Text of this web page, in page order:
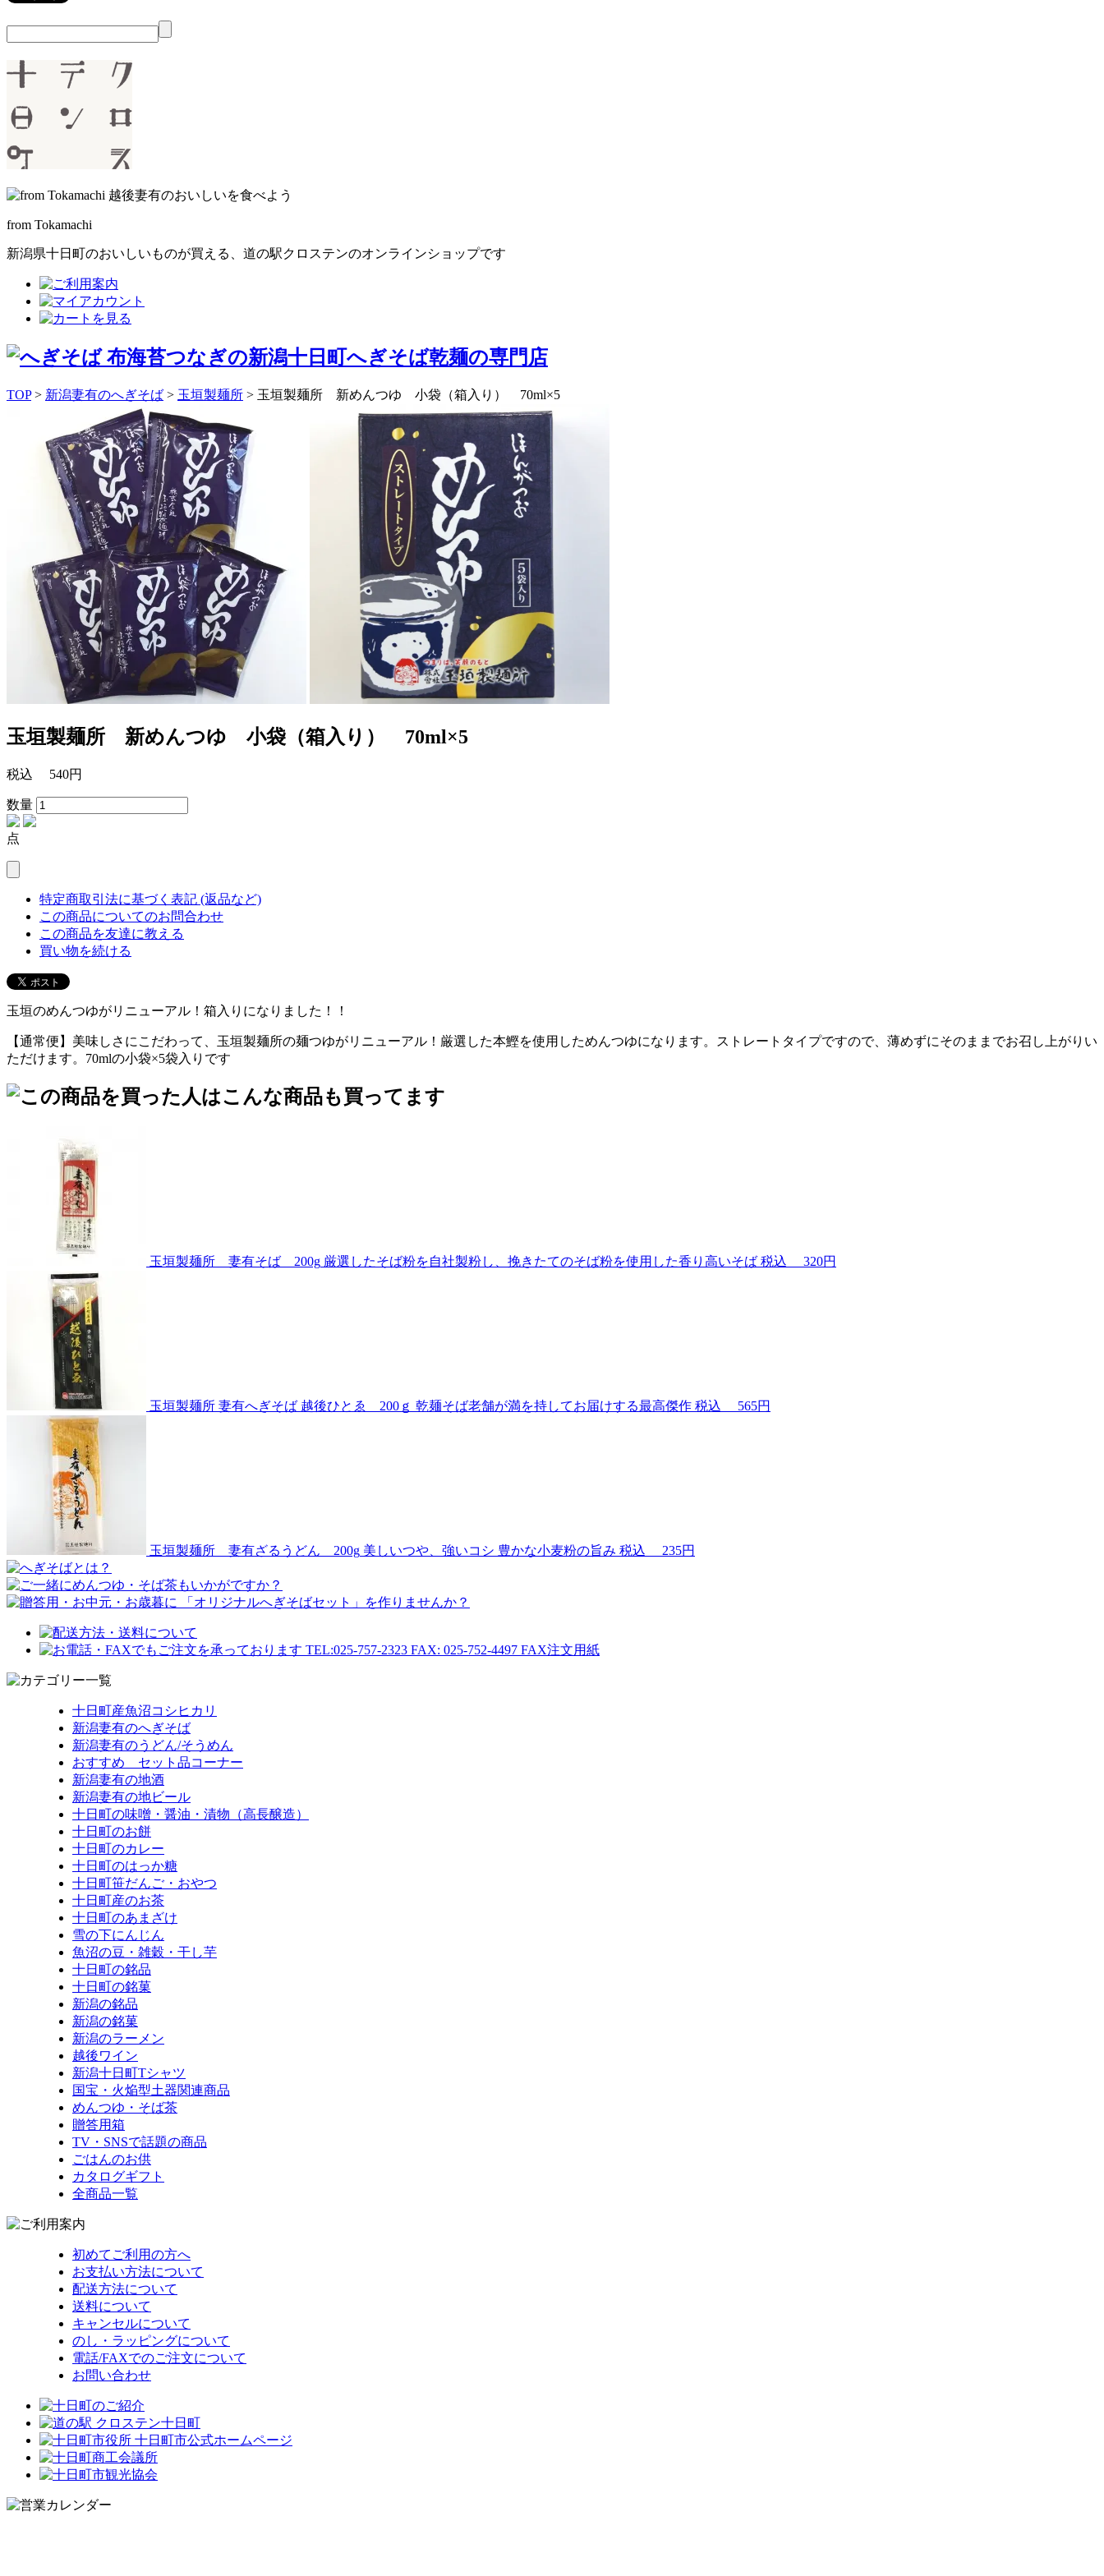
from Tokamachi
新潟県十日町のおいしいものが買える、 道の駅クロステンのオンラインショップです
TOP> 新潟妻有のへぎそば > 玉垣製麺所 > 玉垣製麺所 新めんつゆ 小袋（箱入り） 70ml×5
玉垣製麺所 新めんつゆ 小袋（箱入り） 70ml×5
税込 540円
数量
点
特定商取引法に基づく表記 (返品など)
この商品についてのお問合わせ
この商品を友達に教える
買い物を続ける
玉垣のめんつゆがリニューアル！箱入りになりました！！
【通常便】美味しさにこだわって、玉垣製麺所の麺つゆがリニューアル！厳選した本鰹を使用しためんつゆになります。ストレートタイプですので、薄めずにそのままでお召し上がりい
ただけます。70mlの小袋×5袋入りです
玉垣製麺所 妻有そば 200g 厳選したそば粉を自社製粉し、挽きたてのそば粉を使用した香り高いそば 税込 320円
玉垣製麺所 妻有へぎそば 越後ひとゑ 200ｇ 乾麺そば老舗が満を持してお届けする最高傑作 税込 565円
玉垣製麺所 妻有ざるうどん 200g 美しいつや、強いコシ 豊かな小麦粉の旨み 税込 235円
十日町産魚沼コシヒカリ
新潟妻有のへぎそば
新潟妻有のうどん/そうめん
おすすめ セット品コーナー
新潟妻有の地酒
新潟妻有の地ビール
十日町の味噌・醤油・漬物（高長醸造）
十日町のお餅
十日町のカレー
十日町のはっか糖
十日町笹だんご・おやつ
十日町産のお茶
十日町のあまざけ
雪の下にんじん
魚沼の豆・雑穀・干し芋
十日町の銘品
十日町の銘菓
新潟の銘品
新潟の銘菓
新潟のラーメン
越後ワイン
新潟十日町Tシャツ
国宝・火焔型土器関連商品
めんつゆ・そば茶
贈答用箱
TV・SNSで話題の商品
ごはんのお供
カタログギフト
全商品一覧
初めてご利用の方へ
お支払い方法について
配送方法について
送料について
キャンセルについて
のし・ラッピングについて
電話/FAXでのご注文について
お問い合わせ